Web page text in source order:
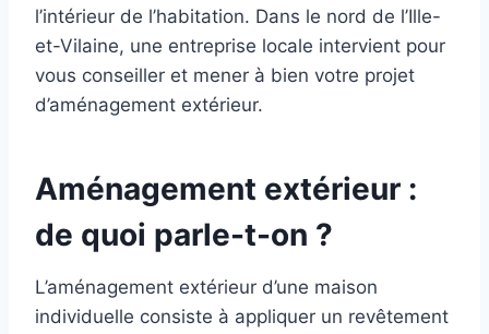
l’intérieur de l’habitation. Dans le nord de l’Ille-
et-Vilaine, une entreprise locale intervient pour
vous conseiller et mener à bien votre projet
d’aménagement extérieur.
Aménagement extérieur :
de quoi parle-t-on ?
L’aménagement extérieur d’une maison
individuelle consiste à appliquer un revêtement